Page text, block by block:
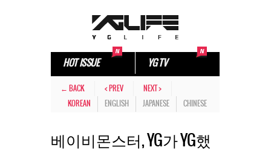
HOT ISSUE YG TV
← BACK < PREV
NEXT >
KOREAN
ENGLISH JAPANESE CHINESE
베이비몬스터, YG가 YG했